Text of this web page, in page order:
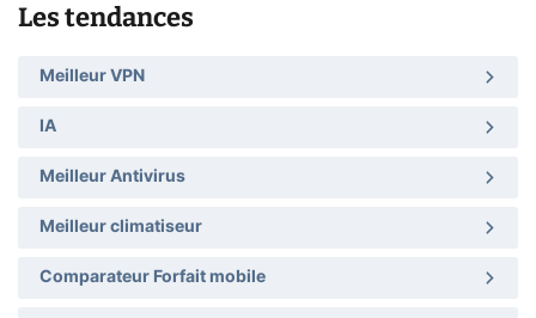
Les tendances
Meilleur VPN
IA
Meilleur Antivirus
Meilleur climatiseur
Comparateur Forfait mobile